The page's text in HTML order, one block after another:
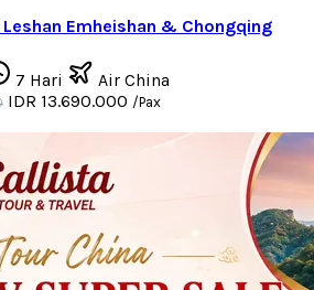
Emheishan & Chongqing
7 Hari
Air China
IDR 13.690.000 /Pax